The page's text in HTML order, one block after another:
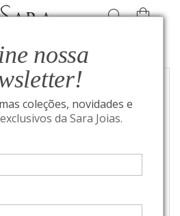
nossa
coleções, novidades e
da Sara Joias.